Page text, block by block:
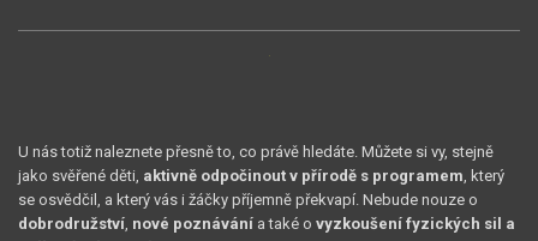
U nás totiž naleznete přesně to, co právě hledáte. Můžete si vy, stejně
jako svěřené děti, aktivně odpočinout v přírodě s programem , který
se osvědčil, a který vás i žáčky příjemně překvapí. Nebude nouze o
dobrodružství nové poznávání a také o vyzkoušení fyzických sil a